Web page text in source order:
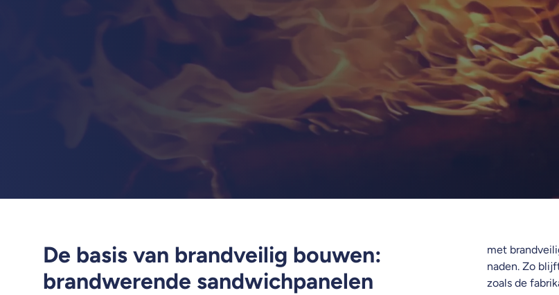
De basis van brandveilig bouwen:
brandwerende sandwichpanelen
met
naden. Zo
zoals de